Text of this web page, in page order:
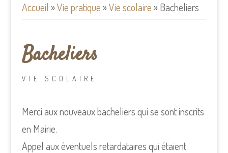
Accueil »Vie pratique »Vie scolaire »Bacheliers
Bacheliers
VIE SCOLAIRE
Merci aux nouveaux bacheliers qui se sont inscrits
en Mairie.
Appel aux éventuels retardataires qui étaient